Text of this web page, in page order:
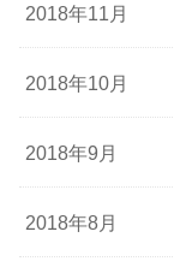
2018年11月
2018年10月
2018年9月
2018年8月